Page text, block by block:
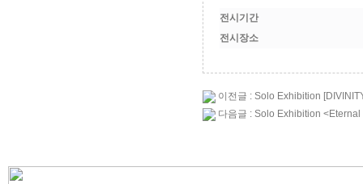
전시기간
전시장소
이전글 : Solo Exhibition
다음글 : Solo Exhibition